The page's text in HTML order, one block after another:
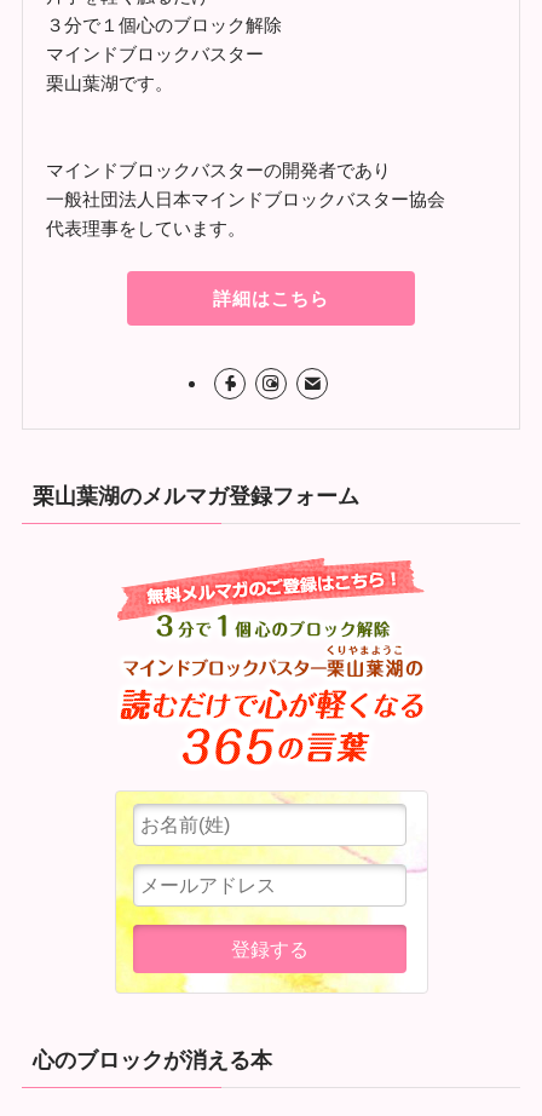
３分で１個心のブロック解除
マインドブロックバスター
栗山葉湖です。
マインドブロックバスターの開発者であり
一般社団法人日本マインドブロックバスター協会
代表理事をしています。
詳細はこちら
栗山葉湖のメルマガ登録フォーム
心のブロックが消える本